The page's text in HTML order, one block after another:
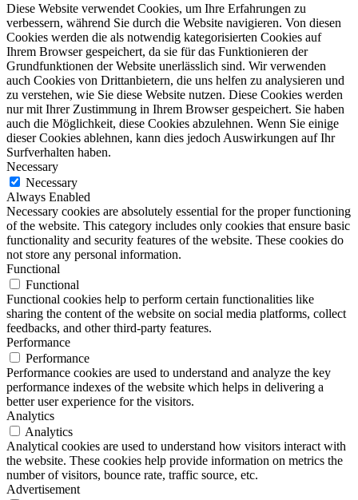
Diese Website verwendet Cookies, um Ihre Erfahrungen zu
verbessern, während Sie durch die Website navigieren. Von diesen
Cookies werden die als notwendig kategorisierten Cookies auf
Ihrem Browser gespeichert, da sie für das Funktionieren der
Grundfunktionen der Website unerlässlich sind. Wir verwenden
auch Cookies von Drittanbietern, die uns helfen zu analysieren und
zu verstehen, wie Sie diese Website nutzen. Diese Cookies werden
nur mit Ihrer Zustimmung in Ihrem Browser gespeichert. Sie haben
auch die Möglichkeit, diese Cookies abzulehnen. Wenn Sie einige
dieser Cookies ablehnen, kann dies jedoch Auswirkungen auf Ihr
Surfverhalten haben.
Necessary
Necessary
Always Enabled
Necessary cookies are absolutely essential for the proper functioning
of the website. This category includes only cookies that ensure basic
functionality and security features of the website. These cookies do
not store any personal information.
Functional
Functional
Functional cookies help to perform certain functionalities like
sharing the content of the website on social media platforms, collect
feedbacks, and other third-party features.
Performance
Performance
Performance cookies are used to understand and analyze the key
performance indexes of the website which helps in delivering a
better user experience for the visitors.
Analytics
Analytics
Analytical cookies are used to understand how visitors interact with
the website. These cookies help provide information on metrics the
number of visitors, bounce rate, traffic source, etc.
Advertisement